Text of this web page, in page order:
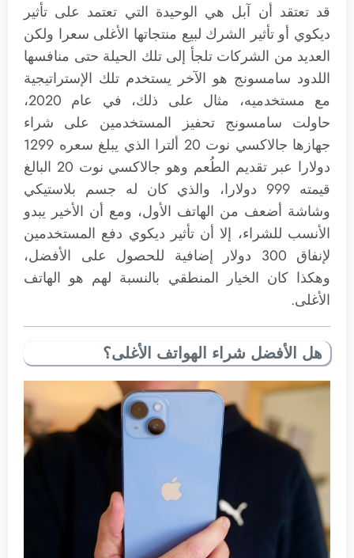
قد تعتقد أن آبل هي الوحيدة التي تعتمد على تأثير
ديكوي أو تأثير الشرك لبيع منتجاتها الأغلى سعرا ولكن
العديد من الشركات تلجأ إلى تلك الحيلة حتى منافسها
اللدود سامسونج هو الآخر يستخدم تلك الإستراتيجية
مع مستخدميه، مثال على ذلك، في عام 2020،
حاولت سامسونج تحفيز المستخدمين على شراء
جهازها جالاكسي نوت 20 ألترا الذي يبلغ سعره 1299
دولارا عبر تقديم الطُعم وهو جالاكسي نوت 20 البالغ
قيمته 999 دولارا، والذي كان له جسم بلاستيكي
وشاشة أضعف من الهاتف الأول، ومع أن الأخير يبدو
الأنسب للشراء، إلا أن تأثير ديكوي دفع المستخدمين
لإنفاق 300 دولار إضافية للحصول على الأفضل،
وهكذا كان الخيار المنطقي بالنسبة لهم هو الهاتف
الأغلى.
هل الأفضل شراء الهواتف الأغلى؟